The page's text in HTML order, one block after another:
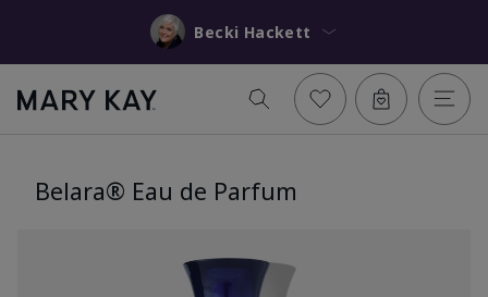
Becki Hackett
Belara® Eau de Parfum